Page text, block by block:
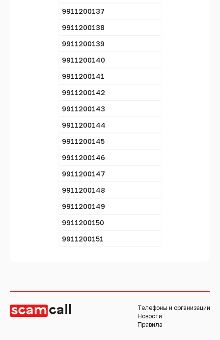
9911200137
9911200138
9911200139
9911200140
9911200141
9911200142
9911200143
9911200144
9911200145
9911200146
9911200147
9911200148
9911200149
9911200150
9911200151
Телефоны и организации
Новости
Правила